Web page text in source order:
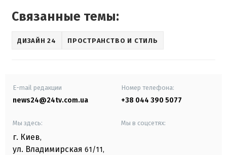
Связанные темы:
ДИЗАЙН 24 ПРОСТРАНСТВО И СТИЛЬ
E-mail редакции
news24@24tv.com.ua
Номер телефона:
+38 044 390 5077
Мы здесь:
г. Киев,
ул. Владимирская 61/11,
Мы в соцсетях: